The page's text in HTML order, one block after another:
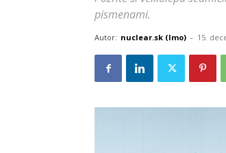
písmenami.
Autor: nuclear.sk (lmo) - 15.